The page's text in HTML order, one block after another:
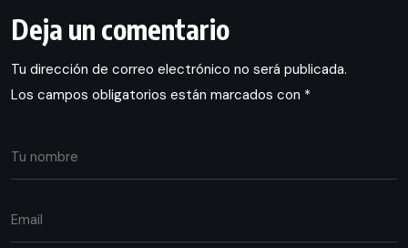
Deja un comentario
Tu dirección de correo electrónico no será publicada.
Los campos obligatorios están marcados con *